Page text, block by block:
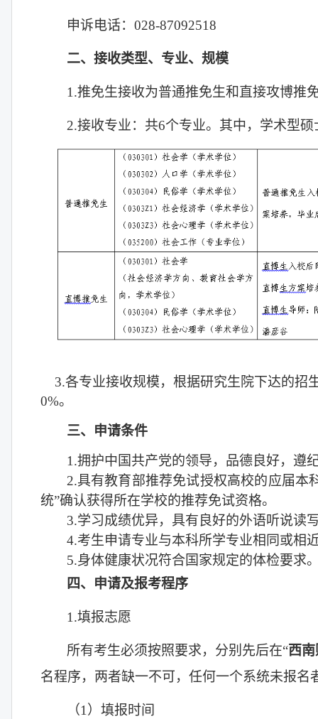
申诉电话： 028-87092518
二、接收类型、专业、规模
1.推免生接收为普通推免生和直接攻博推
2.接收专业：共6个专业。其中，学术型硕
3.各专业接收规模，根据研究生院下达的招
0%。
三、申请条件
1.拥护中国共产党的领导，品德良好，遵
2.具有教育部推荐免试授权高校的应届本
统”确认获得所在学校的推荐免试资格。
3.学习成绩优异，具有良好的外语听说读
4.考生申请专业与本科所学专业相同或相
5.身体健康状况符合国家规定的体检要求
四、申请及报考程序
1.填报志愿
所有考生必须按照要求，分别先后在“西南
名程序，两者缺一不可，任何一个系统未报名
（1 ）填报时间